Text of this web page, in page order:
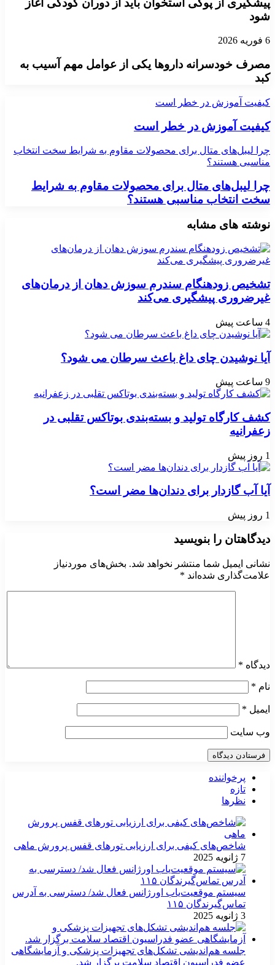
شود
6 فوریه 2026
مصرف خودسرانه داروها یکی از عوامل مهم آسیب به
کبد
کیفیت آموزش در خطر است
کیفیت آموزش در خطر است
چرا لیبل‌های متال برای محصولات مقاوم به شرایط سخت انتخاب
مناسبی هستند؟
چرا لیبل‌های متال برای محصولات مقاوم به شرایط
سخت انتخاب مناسبی هستند؟
نوشته های مشابه
تشخیص زودهنگام سندرم سوزش دهان از درمان‌های
غیرضروری پیشگیری می‌کند
4 ساعت پیش
آیا نوشیدن چای داغ باعث سرطان می شود؟
9 ساعت پیش
کشف کارگاه تولید و بسته‌بندی بوتاکس تقلبی در
زعفرانیه
1 روز پیش
آیا آب گازدار برای دندان‌ها مضر است؟
1 روز پیش
دیدگاهتان را بنویسید
نشانی ایمیل شما منتشر نخواهد شد. بخش‌های موردنیاز
علامت‌گذاری شده‌اند *
دیدگاه *
نام *
ایمیل *
وب‌ سایت
پرخواننده
تازه
نظرها
شاخص‌های کیفی برای ارزیابی تورهای قفس پرورش ماهی
7 ژانویه 2025
سیستم موقعیت‌یاب اورژانس فعال شد/ دسترسی به آدرس
تماس‌گیرندگان ۱۱۵
3 ژانویه 2025
جلسه هم‌اندیشی تشکل‌های تجهیزات پزشکی و آزمایشگاهی
عضو فدراسیون اقتصاد سلامت برگزار شد.